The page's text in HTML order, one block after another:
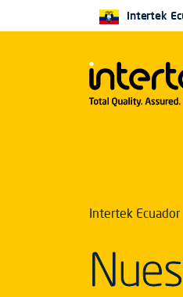
Intertek
Intertek Ecuador